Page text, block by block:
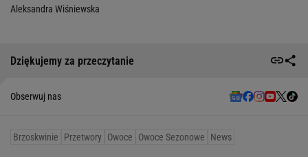
Aleksandra Wiśniewska
Dziękujemy za przeczytanie
Obserwuj nas
Brzoskwinie Przetwory Owoce Owoce Sezonowe News